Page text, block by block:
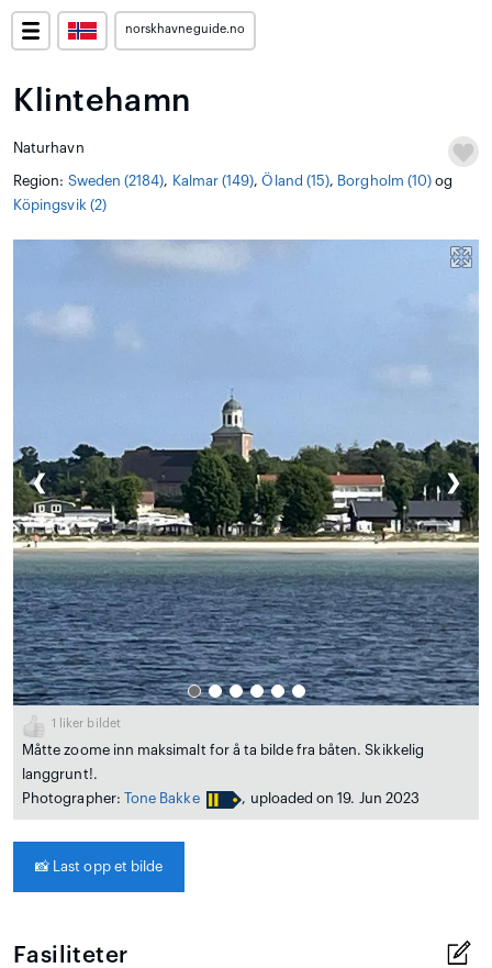
norskhavneguide.no
Klintehamn
Naturhavn
Region: Sweden (2184), Kalmar (149),Öland (15), Borgholm (10) og
Köpingsvik (2)
❮ ❯
1 liker bildet
Måtte zoome inn maksimalt for å ta bilde fra båten. Skikkelig
langgrunt!.
Photographer: Tone Bakke , uploaded on 19. Jun 2023
📸 Last opp et bilde
Fasiliteter